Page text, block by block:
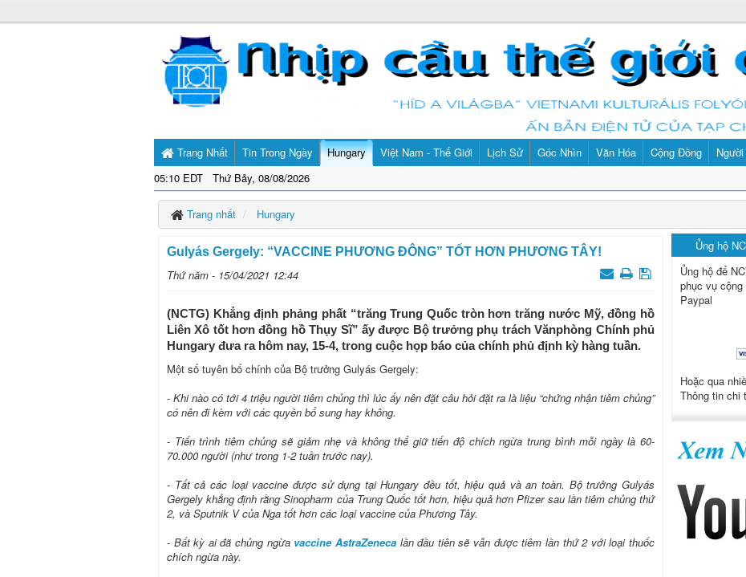
Trang Nhất
05:10 EDT Thứ Bảy, 08/08/2026
Tin Trong Ngày Hungary Việt Nam - Thế Giới Lịch Sử Góc Nhìn Văn Hóa Cộng Đồng
Trang nhất Hungary
Gulyás Gergely: “VACCINE PHƯƠNG ĐÔNG” TỐT HƠN PHƯƠNG TÂY!
Thứ năm - 15/04/2021 12:44
(NCTG) Khẳng định phảng phất “trăng Trung Quốc tròn hơn trăng nước Mỹ, đồng hồ
Liên Xô tốt hơn đồng hồ Thụy Sĩ” ấy được Bộ trưởng phụ trách Vănphòng Chính phủ
Hungary đưa ra hôm nay, 15-4, trong cuộc họp báo của chính phủ định kỳ hàng tuần.
Một số tuyên bố chính của Bộ trưởng Gulyás Gergely:
- Khi nào có tới 4 triệu người tiêm chủng thì lúc ấy nên đặt câu hỏi đặt ra là liệu “chứng nhận tiêm chủng”
có nên đi kèm với các quyền bổ sung hay không.
- Tiến trình tiêm chủng sẽ giảm nhẹ và không thể giữ tiến độ chích ngừa trung bình mỗi ngày là 60-
70.000 người (như trong 1-2 tuần trước nay).
- Tất cả các loại vaccine được sử dụng tại Hungary đều tốt, hiệu quả và an toàn. Bộ trưởng Gulyás
Gergely khẳng định rằng Sinopharm của Trung Quốc tốt hơn, hiệu quả hơn Pfizer sau lần tiêm chủng thứ
2, và Sputnik V của Nga tốt hơn các loại vaccine của Phương Tây.
- Bất kỳ ai đã chủng ngừa vaccine AstraZenecalần đầu tiên sẽ vẫn được tiêm lần thứ 2 với loại thuốc
chích ngừa này.
Ủng hộ
Ủng hộ để
phục vụ cộng
Paypal
Hoặc qua
Thông tin chi